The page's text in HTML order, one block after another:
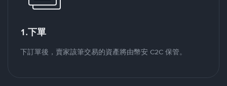
1.下單
下訂單後，賣家該筆交易的資產將由幣安 C2C 保管。